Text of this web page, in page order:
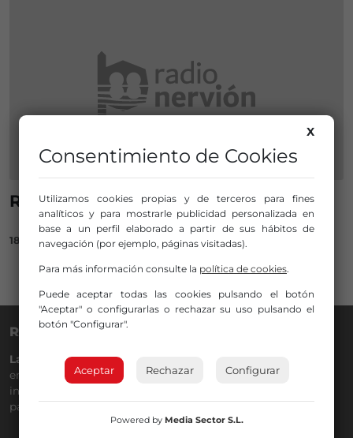
RAPHAEL 2 DICIEMBRE EN MIRIBILLA
18/10/2022
RADIO NERVIÓN
La Gran Familiadesde hace
emisora de Bilbao para todos los públicos, con Más Música,
información a menos cinco, deportes, tráfico y la
participación de los oyentes.
X
Consentimiento de Cookies
Utilizamos cookies propias y de terceros para fines
analíticos y para mostrarle publicidad personalizada en
base a un perfil elaborado a partir de sus hábitos de
navegación (por ejemplo, páginas visitadas).
Para más información consulte la política de cookies.
Puede aceptar todas las cookies pulsando el botón
"Aceptar" o configurarlas o rechazar su uso pulsando el
botón "Configurar".
Aceptar Rechazar Configurar
Powered by Media Sector S.L.